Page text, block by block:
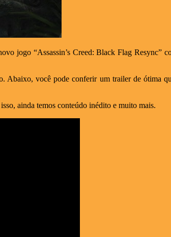
jogo “Assassin’s Creed: Black Flag Resync”
Abaixo, você pode conferir um trailer de ótima
ainda temos conteúdo inédito e muito mais.